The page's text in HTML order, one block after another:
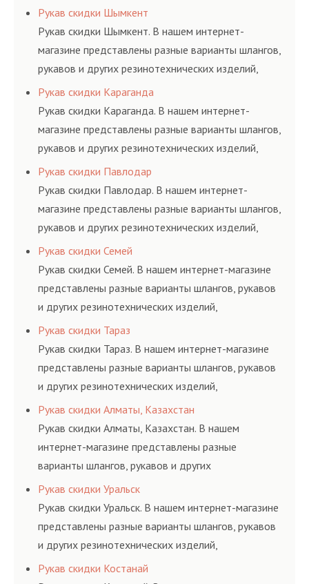
соответствующих ГОСТам, техническим условиям
и нормативам.
Рукав скидки Шымкент
Рукав скидки Шымкент. В нашем интернет-
магазине представлены разные варианты шлангов,
рукавов и других резинотехнических изделий,
соответствующих ГОСТам, техническим условиям
и нормативам.
Рукав скидки Караганда
Рукав скидки Караганда. В нашем интернет-
магазине представлены разные варианты шлангов,
рукавов и других резинотехнических изделий,
соответствующих ГОСТам, техническим условиям
и нормативам.
Рукав скидки Павлодар
Рукав скидки Павлодар. В нашем интернет-
магазине представлены разные варианты шлангов,
рукавов и других резинотехнических изделий,
соответствующих ГОСТам, техническим условиям
и нормативам.
Рукав скидки Семей
Рукав скидки Семей. В нашем интернет-магазине
представлены разные варианты шлангов, рукавов
и других резинотехнических изделий,
соответствующих ГОСТам, техническим условиям
и нормативам.
Рукав скидки Тараз
Рукав скидки Тараз. В нашем интернет-магазине
представлены разные варианты шлангов, рукавов
и других резинотехнических изделий,
соответствующих ГОСТам, техническим условиям
и нормативам.
Рукав скидки Алматы, Казахстан
Рукав скидки Алматы, Казахстан. В нашем
интернет-магазине представлены разные
варианты шлангов, рукавов и других
резинотехнических изделий, соответствующих
ГОСТам, техническим условиям и нормативам.
Рукав скидки Уральск
Рукав скидки Уральск. В нашем интернет-магазине
представлены разные варианты шлангов, рукавов
и других резинотехнических изделий,
соответствующих ГОСТам, техническим условиям
Рукав скидки Костанай